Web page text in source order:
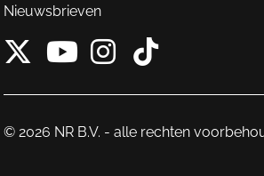
Nieuwsbrieven
X vanInstagram
Tiktok
© 2026 NR B.V. - alle rechten